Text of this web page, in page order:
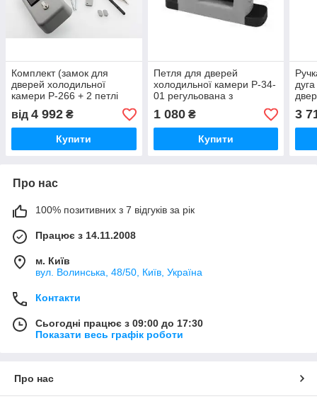
Комплект (замок для
дверей холодильної
камери P-266 + 2 петлі
I34-Y01) (Туреччина)
від 4 992 ₴
Купити
Петля для дверей
холодильної камери Р-34-
01 регульована з
мікроліфтом сіра-чорна
1 080₴
Купити
3
Про нас
100% позитивних з 7 відгуків за рік
Працює з 14.11.2008
м. Київ
вул. Bолинська, 48/50, Київ, Україна
Контакти
Сьогодні працює з 09:00 до 17:30
Показати весь графік роботи
Про нас